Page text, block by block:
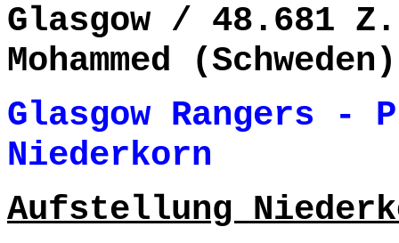
Glasgow / 48.681
Mohammed
Glasgow Rangers -
Niederkorn
Aufstellung